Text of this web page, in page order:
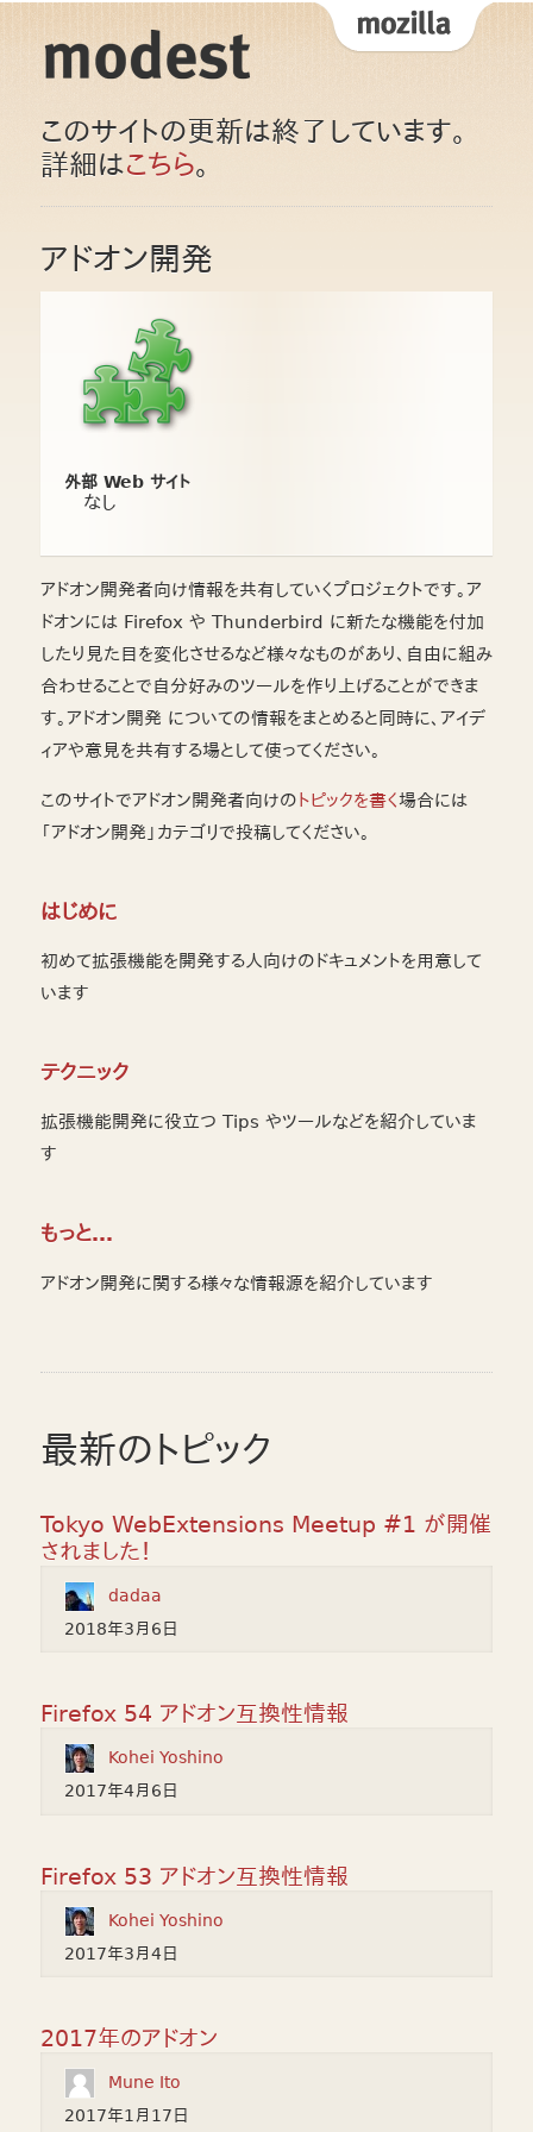
このサイトの更新は終了しています。
詳細はこちら。
アドオン開発
外部 Web サイト
なし
アドオン開発者向け情報を共有していくプロジェクトです。ア
ドオンには Firefox や Thunderbird に新たな機能を付加
したり見た目を変化させるなど様々なものがあり、自由に組み
合わせることで自分好みのツールを作り上げることができま
す。アドオン開発 についての情報をまとめると同時に、アイデ
ィアや意見を共有する場として使ってください。
このサイトでアドオン開発者向けの トピックを書く場合には
「アドオン開発」カテゴリで投稿してください。
はじめに
初めて拡張機能を開発する人向けのドキュメントを用意して
います
テクニック
拡張機能開発に役立つ Tips やツールなどを紹介していま
す
もっと…
アドオン開発に関する様々な情報源を紹介しています
最新のトピック
Tokyo WebExtensions Meetup #1 が開催
されました！
dadaa
2018年3月6日
Firefox 54 アドオン互換性情報
Kohei Yoshino
2017年4月6日
Firefox 53 アドオン互換性情報
Kohei Yoshino
2017年3月4日
2017年のアドオン
Mune Ito
2017年1月17日